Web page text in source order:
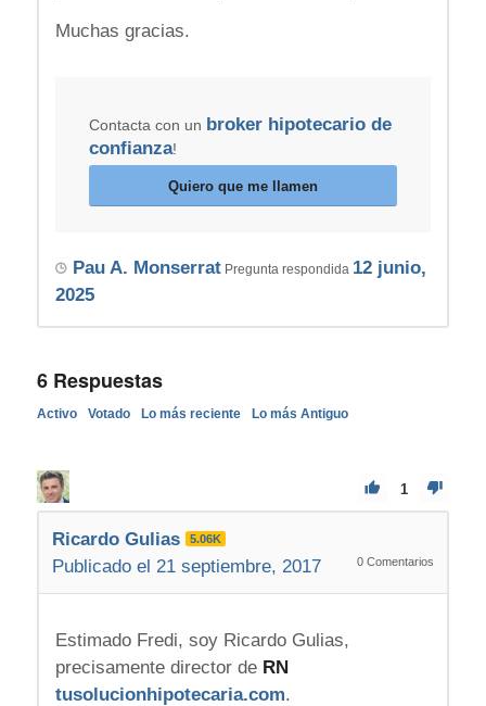
Muchas gracias.
Contacta con un broker hipotecario de
confianza!
Quiero que me llamen
Pau A. MonserratPregunta respondida 12 junio,
2025
6Respuestas
Activo Votado Lo más reciente Lo más Antiguo
1
Ricardo Gulias 5.06K
Publicado el 21 septiembre, 2017 0 Comentarios
Estimado Fredi, soy Ricardo Gulias,
precisamente director de RN
tusolucionhipotecaria.com.